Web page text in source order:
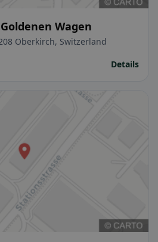
Wagen
Oberkirch, Switzerland
Details